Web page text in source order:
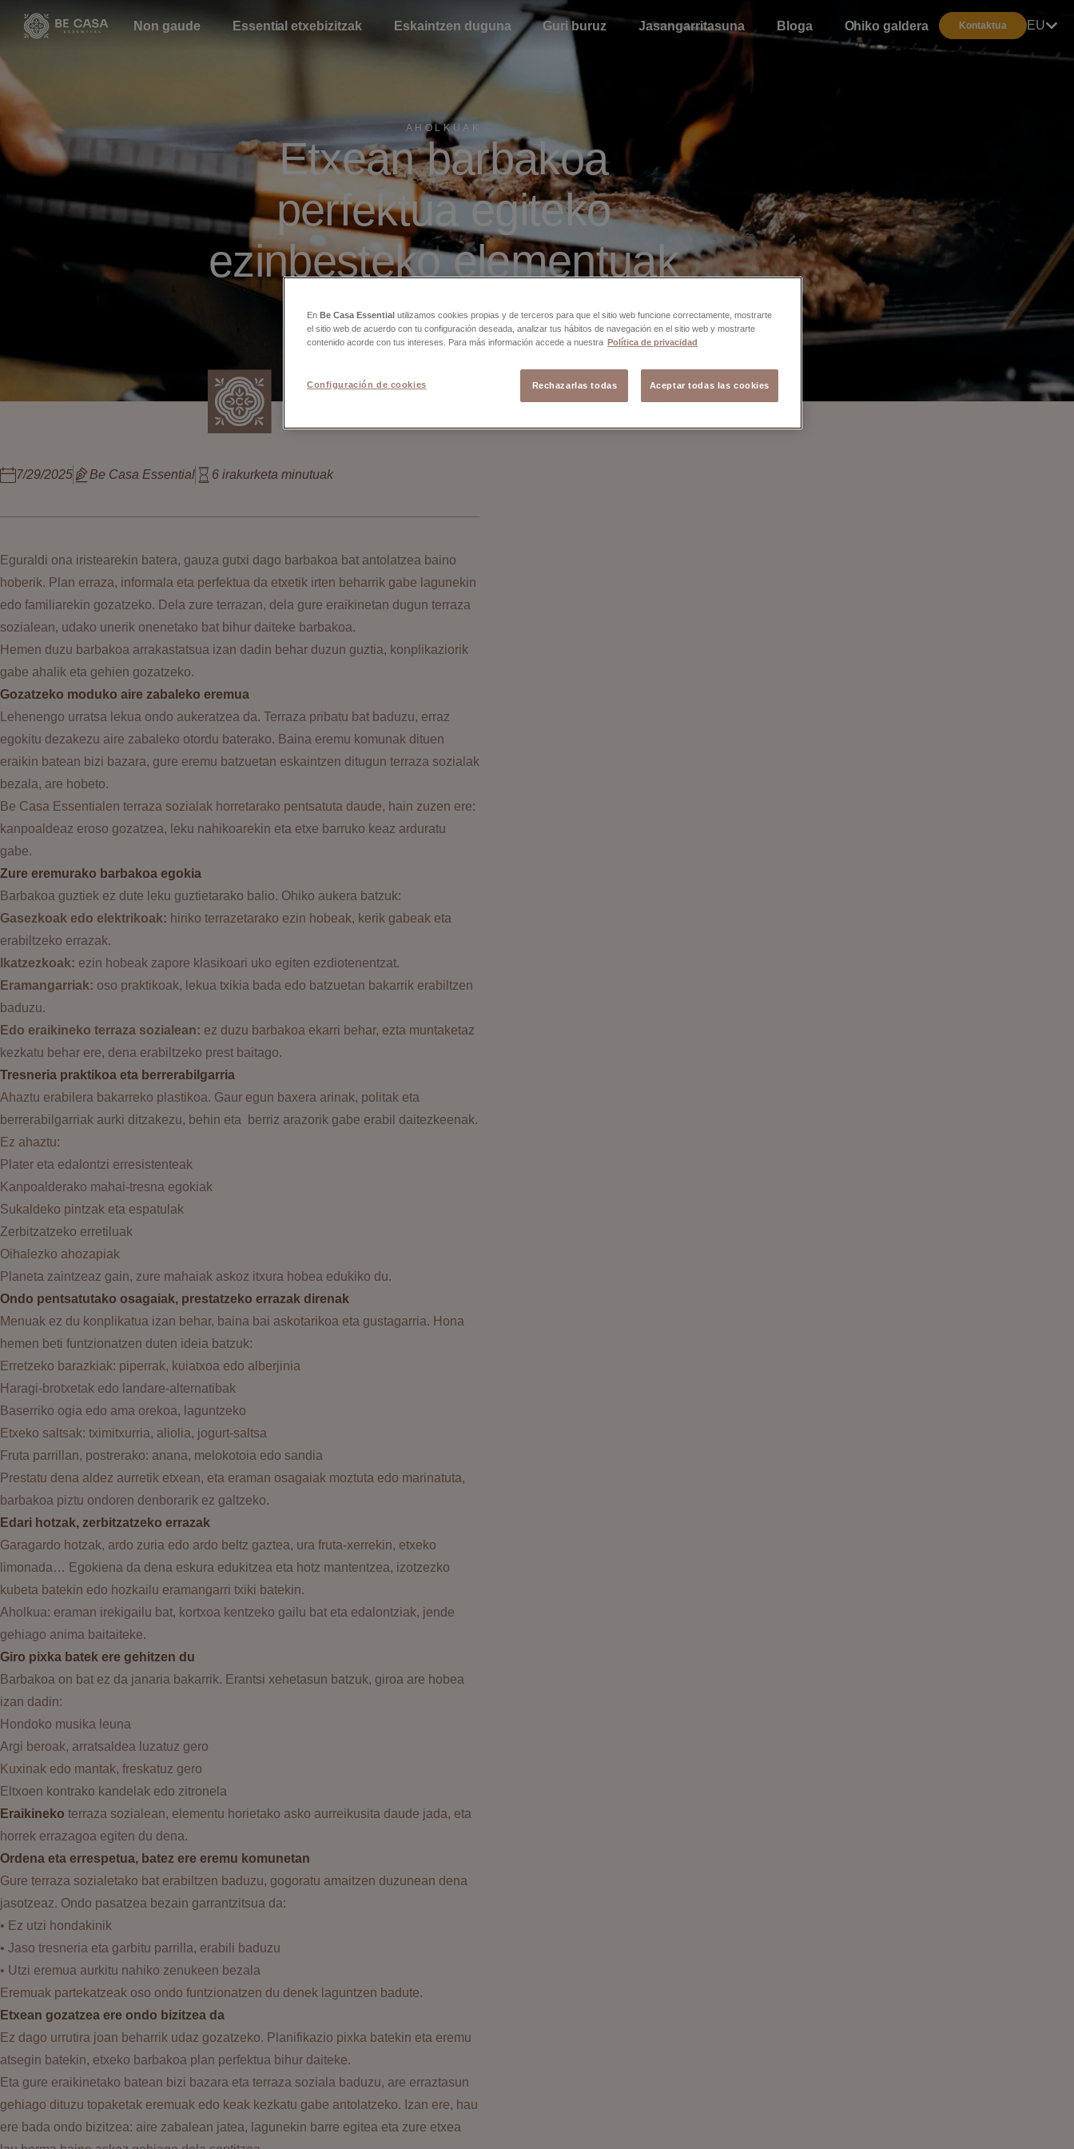
Non gaude Essential etxebizitzak Eskaintzen duguna Guri buruz Jasangarritasuna Bloga Ohiko galderak Kontaktua EU
AHOLKUAK
Etxean barbakoa
perfektua egiteko
ezinbesteko elementuak
7/29/2025 Be Casa Essential 6 irakurketa minutuak
Eguraldi ona iristearekin batera, gauza gutxi dago barbakoa bat antolatzea baino
hoberik. Plan erraza, informala eta perfektua da etxetik irten beharrik gabe lagunekin
edo familiarekin gozatzeko. Dela zure terrazan, dela gure eraikinetan dugun terraza
sozialean, udako unerik onenetako bat bihur daiteke barbakoa.
Hemen duzu barbakoa arrakastatsua izan dadin behar duzun guztia, konplikaziorik
gabe ahalik eta gehien gozatzeko.
Gozatzeko moduko aire zabaleko eremua
Lehenengo urratsa lekua ondo aukeratzea da. Terraza pribatu bat baduzu, erraz
egokitu dezakezu aire zabaleko otordu baterako. Baina eremu komunak dituen
eraikin batean bizi bazara, gure eremu batzuetan eskaintzen ditugun terraza sozialak
bezala, are hobeto.
Be Casa Essentialen terraza sozialak horretarako pentsatuta daude, hain zuzen ere:
kanpoaldeaz eroso gozatzea, leku nahikoarekin eta etxe barruko keaz arduratu
gabe.
Zure eremurako barbakoa egokia
Barbakoa guztiek ez dute leku guztietarako balio. Ohiko aukera batzuk:
Gasezkoak edo elektrikoak: hiriko terrazetarako ezin hobeak, kerik gabeak eta
erabiltzeko errazak.
Ikatzezkoak: ezin hobeak zapore klasikoari uko egiten ezdiotenentzat.
Eramangarriak: oso praktikoak, lekua txikia bada edo batzuetan bakarrik erabiltzen
baduzu.
Edo eraikineko terraza sozialean: ez duzu barbakoa ekarri behar, ezta muntaketaz
kezkatu behar ere, dena erabiltzeko prest baitago.
Tresneria praktikoa eta berrerabilgarria
Ahaztu erabilera bakarreko plastikoa. Gaur egun baxera arinak, politak eta
berrerabilgarriak aurki ditzakezu, behin eta berriz arazorik gabe erabil daitezkeenak.
Ez ahaztu:
Plater eta edalontzi erresistenteak
Kanpoalderako mahai-tresna egokiak
Sukaldeko pintzak eta espatulak
Zerbitzatzeko erretiluak
Oihalezko ahozapiak
Planeta zaintzeaz gain, zure mahaiak askoz itxura hobea edukiko du.
Ondo pentsatutako osagaiak, prestatzeko errazak direnak
Menuak ez du konplikatua izan behar, baina bai askotarikoa eta gustagarria. Hona
hemen beti funtzionatzen duten ideia batzuk:
Erretzeko barazkiak: piperrak, kuiatxoa edo alberjinia
Haragi-brotxetak edo landare-alternatibak
Baserriko ogia edo ama orekoa, laguntzeko
Etxeko saltsak: tximitxurria, aliolia, jogurt-saltsa
Fruta parrillan, postrerako: anana, melokotoia edo sandia
Prestatu dena aldez aurretik etxean, eta eraman osagaiak moztuta edo marinatuta,
barbakoa piztu ondoren denborarik ez galtzeko.
Edari hotzak, zerbitzatzeko errazak
Garagardo hotzak, ardo zuria edo ardo beltz gaztea, ura fruta-xerrekin, etxeko
limonada… Egokiena da dena eskura edukitzea eta hotz mantentzea, izotzezko
kubeta batekin edo hozkailu eramangarri txiki batekin.
Aholkua: eraman irekigailu bat, kortxoa kentzeko gailu bat eta edalontziak, jende
gehiago anima baitaiteke.
Giro pixka batek ere gehitzen du
Barbakoa on bat ez da janaria bakarrik. Erantsi xehetasun batzuk, giroa are hobea
izan dadin:
Hondoko musika leuna
Argi beroak, arratsaldea luzatuz gero
Kuxinak edo mantak, freskatuz gero
Eltxoen kontrako kandelak edo zitronela
Eraikineko terraza sozialean, elementu horietako asko aurreikusita daude jada, eta
horrek errazagoa egiten du dena.
Ordena eta errespetua, batez ere eremu komunetan
Gure terraza sozialetako bat erabiltzen baduzu, gogoratu amaitzen duzunean dena
jasotzeaz. Ondo pasatzea bezain garrantzitsua da:
• Ez utzi hondakinik
• Jaso tresneria eta garbitu parrilla, erabili baduzu
• Utzi eremua aurkitu nahiko zenukeen bezala
Eremuak partekatzeak oso ondo funtzionatzen du denek laguntzen badute.
Etxean gozatzea ere ondo bizitzea da
Ez dago urrutira joan beharrik udaz gozatzeko. Planifikazio pixka batekin eta eremu
atsegin batekin, etxeko barbakoa plan perfektua bihur daiteke.
Eta gure eraikinetako batean bizi bazara eta terraza soziala baduzu, are erraztasun
gehiago dituzu topaketak eremuak edo keak kezkatu gabe antolatzeko. Izan ere, hau
ere bada ondo bizitzea: aire zabalean jatea, lagunekin barre egitea eta zure etxea
En Be Casa Essential utilizamos cookies propias y de terceros para que el sitio web funcione correctamente, mostrarte
el sitio web de acuerdo con tu configuración deseada, analizar tus hábitos de navegación en el sitio web y mostrarte
contenido acorde con tus intereses. Para más información accede a nuestra Política de privacidad
Configuración de cookies Rechazarlas todas Aceptar todas las cookies